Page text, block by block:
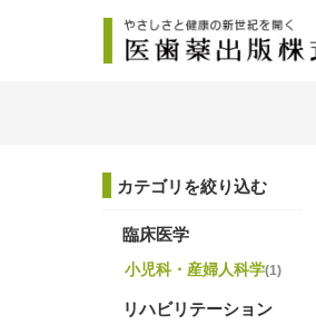
カテゴリを絞り込む
臨床医学
小児科・産婦人科学(1)
リハビリテーション